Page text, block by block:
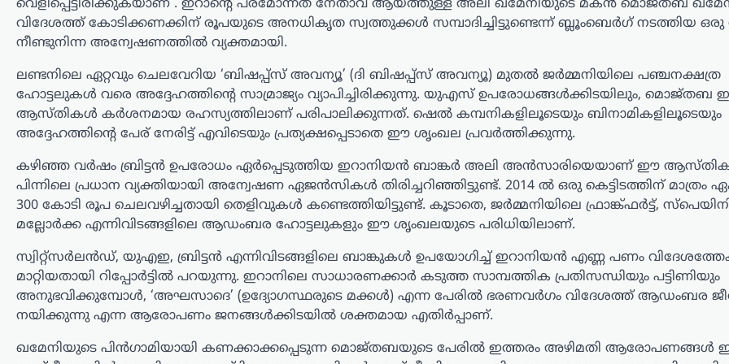
വെളിപ്പെട്ടിരിക്കുകയാണ് . ഇറാന്റെ പരമോന്നത നേതാവ് ആയത്തുള്ള അലി ഖമേനിയുടെ മകൻ മൊജ്തബ
വിദേശത്ത് കോടിക്കണക്കിന് രൂപയുടെ അനധികൃത സ്വത്തുക്കൾ സമ്പാദിച്ചിട്ടുണ്ടെന്ന് ബ്ലൂംബെർഗ് നടത്തിയ
നീണ്ടുനിന്ന അന്വേഷണത്തിൽ വ്യക്തമായി.
ലണ്ടനിലെ ഏറ്റവും ചെലവേറിയ ‘ബിഷപ്പ്സ് അവന്യൂ’ (ദി ബിഷപ്പ്സ് അവന്യൂ) മുതൽ ജർമ്മനിയിലെ പഞ്ചനക്ഷത്ര
ഹോട്ടലുകൾ വരെ അദ്ദേഹത്തിന്റെ സാമ്രാജ്യം വ്യാപിച്ചിരിക്കുന്നു. യുഎസ് ഉപരോധങ്ങൾക്കിടയിലും, മൊജ്തബ
ആസ്തികൾ കർശനമായ രഹസ്യത്തിലാണ് പരിപാലിക്കുന്നത്. ഷെൽ കമ്പനികളിലൂടെയും ബിനാമികളിലൂടെയും
അദ്ദേഹത്തിന്റെ പേര് നേരിട്ട് എവിടെയും പ്രത്യക്ഷപ്പെടാതെ ഈ ശൃംഖല പ്രവർത്തിക്കുന്നു.
കഴിഞ്ഞ വർഷം ബ്രിട്ടൻ ഉപരോധം ഏർപ്പെടുത്തിയ ഇറാനിയൻ ബാങ്കർ അലി അൻസാരിയെയാണ് ഈ
പിന്നിലെ പ്രധാന വ്യക്തിയായി അന്വേഷണ ഏജൻസികൾ തിരിച്ചറിഞ്ഞിട്ടുണ്ട്. 2014 ൽ ഒരു കെട്ടിടത്തിന് മാത്രം
300 കോടി രൂപ ചെലവഴിച്ചതായി തെളിവുകൾ കണ്ടെത്തിയിട്ടുണ്ട്. കൂടാതെ, ജർമ്മനിയിലെ ഫ്രാങ്ക്ഫർട്ട്,
മല്ലോർക്ക എന്നിവിടങ്ങളിലെ ആഡംബര ഹോട്ടലുകളും ഈ ശൃംഖലയുടെ പരിധിയിലാണ്.
സ്വിറ്റ്സർലൻഡ്, യുഎഇ, ബ്രിട്ടൻ എന്നിവിടങ്ങളിലെ ബാങ്കുകൾ ഉപയോഗിച്ച് ഇറാനിയൻ എണ്ണ പണം
മാറ്റിയതായി റിപ്പോർട്ടിൽ പറയുന്നു. ഇറാനിലെ സാധാരണക്കാർ കടുത്ത സാമ്പത്തിക പ്രതിസന്ധിയും പട്ടിണിയും
അനുഭവിക്കുമ്പോൾ, ‘അഘസാദെ’ (ഉദ്യോഗസ്ഥരുടെ മക്കൾ) എന്ന പേരിൽ ഭരണവർഗം വിദേശത്ത് ആഡംബര
നയിക്കുന്നു എന്ന ആരോപണം ജനങ്ങൾക്കിടയിൽ ശക്തമായ എതിർപ്പാണ്.
ഖമേനിയുടെ പിൻഗാമിയായി കണക്കാക്കപ്പെടുന്ന മൊജ്തബയുടെ പേരിൽ ഇത്തരം അഴിമതി ആരോപണങ്ങൾ
രംഗത്തെത്തി. അമിത്…
തമിഴ്നാട്,സിനിമ
വിജയ്‌ക്കെതിരായ
വിവാഹമോചന ഹർജി
പിൻവലിച്ച് ഭാര്യ
സംഗീത; കുടുംബ
അവസാനിച്ചു
ന്യൂസ് ഡെസ്ക് ഓഗസ്റ്റ്‌ 7, 2026
തമിഴ്‌നാട് മുഖ്യമന്ത്രി കൂടിയായ തമിഴ്‌നാട്
വിജയ്‌ക്കെതിരെ ഭാര്യ സംഗീത
സമർപ്പിച്ചിരുന്ന വിവാഹമോചന
ഹർജിയും താമസാവകാശ ഹർജിയും
പിൻവലിച്ചു. ചെങ്കൽപ്പേട്ട് ജില്ലാ കുടുംബ
കോടതിയിലാണ്…
കേരളം തിരുവനന്തപുരം